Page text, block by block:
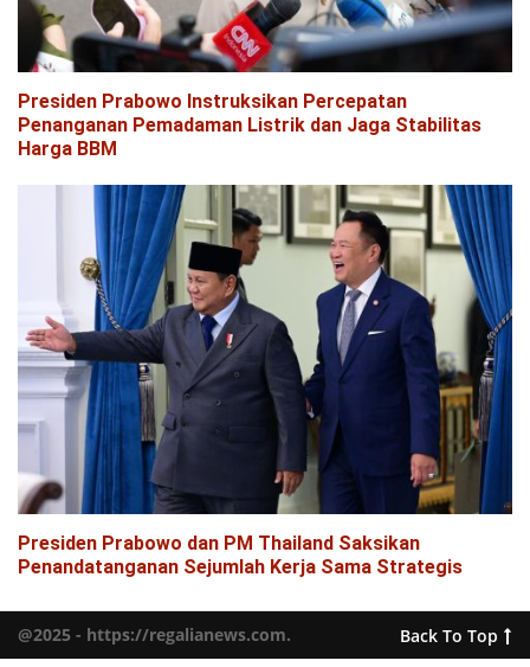
Presiden Prabowo Instruksikan Percepatan
Penanganan Pemadaman Listrik dan Jaga Stabilitas
Harga BBM
Presiden Prabowo dan PM Thailand Saksikan
Penandatanganan Sejumlah Kerja Sama Strategis
@2025 - https://regalianews.com. Back To Top